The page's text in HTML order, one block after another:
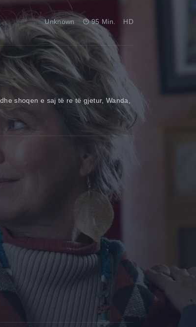
Unknown 95 Min. HD
shoqen e saj të re të gjetur, Wanda,